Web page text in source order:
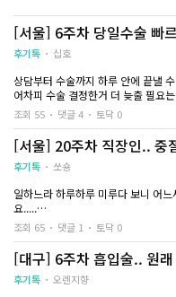
수술 전에는 회복 기간이 오래 걸
했는데
충분히 휴식을 취하니 몸은 조금씩
찾아가는 느낌이 들었습니다
이번 일을 겪으면서 가장 크게 느
의 중요성이었습니다
같은 과정을 겪더라도 의료진의 설
방식에 따라
환자가 느끼는 불안감은 정말 다
각이 들었어요
라면 비용만 비교하기보다는
상담을 충분히 받아보고 믿음이
있는 병원을 선택하시길 추천드립
그 부분이 생각보다 훨씬 큰 차이
것 같습니다
현실감이 안 들었어요.
병원 갔더니 벌써 11주라고 해서...
혹시 몰라 금식하고 갔고 의사 선생
억도 잘 안나요.
수술자체는 수액좀 맞다가 수술실 들
수술 하면 며칠 동안 생리처럼 출혈
하셨는데 아프긴 했지만 마음이 더 아
진통제 약 돌기 시작하면 아프진 않
병원 상담 받을때 의사선생님이 괜
없었다가 지금 그 얘기가 괜히 생각이
솔직히 수술 결정한 것 자체는 전혀
어차피 책임도 안 질 사람이고 제 미
진짜 이런 사람인 줄도 모르고 만났
수술비도 그동안 알바해서 모아둔
르는 상황인데, 굳이 이야기 꺼내지
그리고 수술비 반이라도 받아내고 싶
보신 분 계신가요?
[서울] 6주차 당일수술 빠
후기톡 십호
상담부터 수술까지 하루 안에 끝낼
어차피 수술 결정한거 더 늦출 필요
당일 바로 수술하기로 결정했어요
6주차였고 수면마취고 흡입술로 받았
제가 수술 받은 곳은 자궁유착방지제
했고
추가로 권유받은 영양제는 따로 선택
대신 집에 가서 충분히 쉬고 잘 먹으
무리해서 움직이지 않고 푹 쉬는 게
배랑 허리가 뻐근하게 아프고 아래도
어제 초음파 검사 받고 왔는데 남은
며칠은 더 집에만 있어야겠어요 날
절대 무리하지 않으려고요
조회 55 댓글 4 토닥 0
[서울] 20주차 직장인.. 중
후기톡 쏘숑
일하느라 하루하루 미루다 보니 어
요.....
주수가 꽤 찬 상태라 안 받아주는 곳
ㅠㅠ
직장인이라 낮에는 도저히 시간이 안
다행히 24시간 상담이 가능한 곳을
조회 65 댓글 1 토닥 0
[대구] 6주차 흡입술.. 원
후기톡 오렌지향